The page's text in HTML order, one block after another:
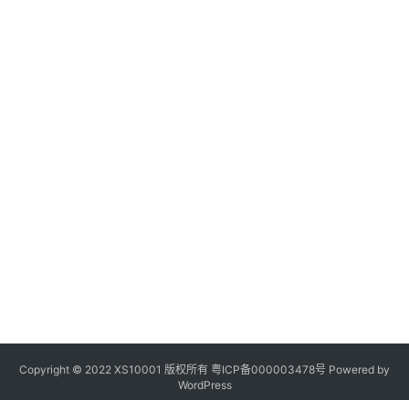
Copyright © 2022 XS10001 版权所有 粤ICP备000003478号 Powered by
WordPress